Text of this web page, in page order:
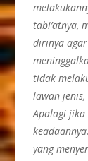
tabi’atnya,
dirinya
tidak
lawan
Apalagi
yang